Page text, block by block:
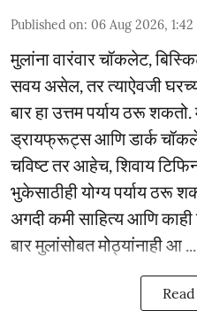
Published on: 06 Aug 2026, 1:42
मुलांना वारंवार चॉकलेट,
सवय असेल, तर त्याऐवजी
बार हा उत्तम पर्याय ठरू
ड्रायफ्रूट्स आणि डार्क
चविष्ट तर आहेच, शिवाय
भुकेसाठीही योग्य पर्याय ठरू
अगदी कमी साहित्य आणि काही
बार मुलांसोबत मोठ्यांनाही आ ...